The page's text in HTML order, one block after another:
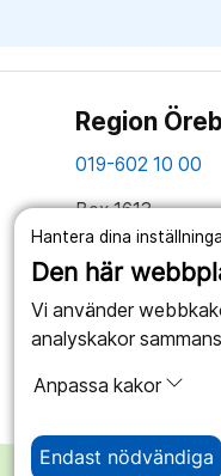
Hantera dina
Den här
Vi använder
analyskakor
Anpassa kakor
Endast nödvändiga
Region
019-602 10 00
Box 1613
701 16 Örebro
Tillsammans